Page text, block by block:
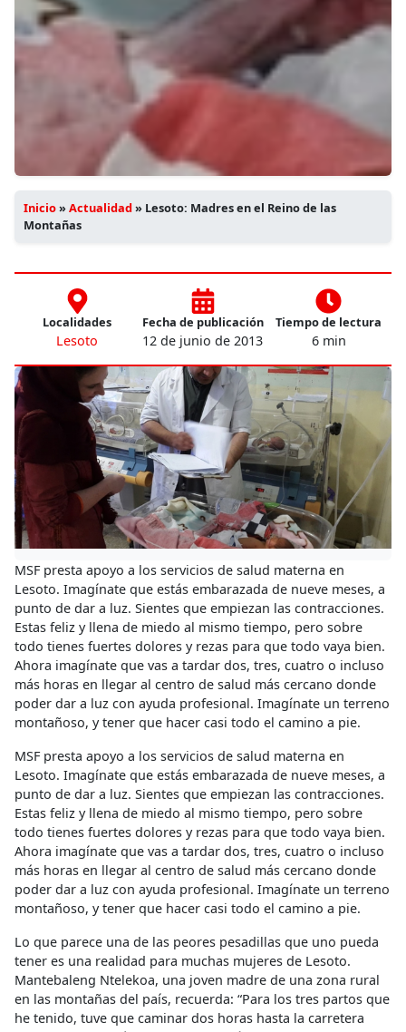
Inicio»Actualidad» Lesoto: Madres en el Reino de las
Montañas
Localidades
Lesoto
Fecha de publicación
12 de junio de 2013
Tiempo de lectura
6 min
MSF presta apoyo a los servicios de salud materna en
Lesoto. Imagínate que estás embarazada de nueve meses, a
punto de dar a luz. Sientes que empiezan las contracciones.
Estas feliz y llena de miedo al mismo tiempo, pero sobre
todo tienes fuertes dolores y rezas para que todo vaya bien.
Ahora imagínate que vas a tardar dos, tres, cuatro o incluso
más horas en llegar al centro de salud más cercano donde
poder dar a luz con ayuda profesional. Imagínate un terreno
montañoso, y tener que hacer casi todo el camino a pie.
MSF presta apoyo a los servicios de salud materna en
Lesoto. Imagínate que estás embarazada de nueve meses, a
punto de dar a luz. Sientes que empiezan las contracciones.
Estas feliz y llena de miedo al mismo tiempo, pero sobre
todo tienes fuertes dolores y rezas para que todo vaya bien.
Ahora imagínate que vas a tardar dos, tres, cuatro o incluso
más horas en llegar al centro de salud más cercano donde
poder dar a luz con ayuda profesional. Imagínate un terreno
montañoso, y tener que hacer casi todo el camino a pie.
Lo que parece una de las peores pesadillas que uno pueda
tener es una realidad para muchas mujeres de Lesoto.
Mantebaleng Ntelekoa, una joven madre de una zona rural
en las montañas del país, recuerda: “Para los tres partos que
he tenido, tuve que caminar dos horas hasta la carretera